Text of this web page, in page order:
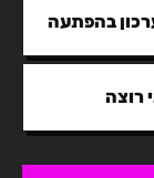
בהפתעה
רוצה